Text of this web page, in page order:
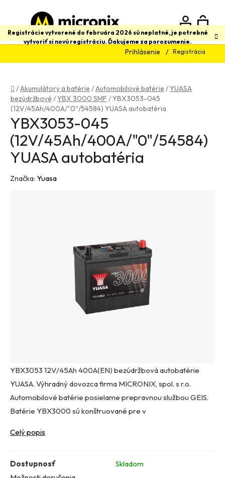
obsah
Registrácie vytvorené do februára 2026 sú neplatné, je potrebné
vytvoriť si novú registráciu. Ďakujeme za porozumenie.
Prihlásenie Registrácia
Hľadať
Domov
/Akumulátory a batérie /Automobilové batérie /YUASA
bezúdržbové /YBX 3000 SMF /YBX3053-045
(12V/45Ah/400A/"0"/54584) YUASA autobatéria
YBX3053 12V/45Ah 400A(EN) bezúdržbová autobatérie
YUASA. Výhradný dovozca firma MICRONIX, spol. s r.o.
Automobilové batérie posielame prepravnou službou GEIS.
Batérie YBX3000 sú konštruované pre v
Celý popis
Dostupnosť
Skladom
YBX3053-045
(12V/45Ah/400A/"0"/54584)
YUASA autobatéria
Značka: Yuasa